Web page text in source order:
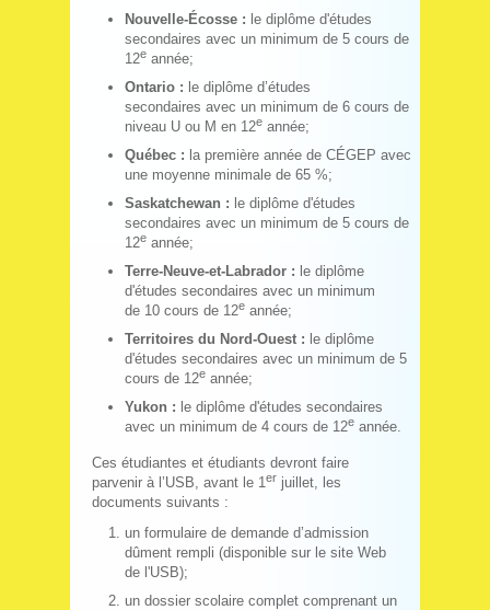
Nouvelle-Écosse : le diplôme d'études
secondaires avec un minimum de 5 cours de
12e année;
Ontario : le diplôme d’études
secondaires avec un minimum de 6 cours de
niveau U ou M en 12e année;
Québec : la première année de CÉGEP avec
une moyenne minimale de 65 %;
Saskatchewan : le diplôme d'études
secondaires avec un minimum de 5 cours de
12e année;
Terre-Neuve-et-Labrador : le diplôme
d'études secondaires avec un minimum
de 10 cours de 12e année;
Territoires du Nord-Ouest : le diplôme
d'études secondaires avec un minimum de 5
cours de 12e année;
Yukon : le diplôme d'études secondaires
avec un minimum de 4 cours de 12e année.
Ces étudiantes et étudiants devront faire
parvenir à l’USB, avant le 1 er juillet, les
documents suivants :
un formulaire de demande d’admission
dûment rempli (disponible sur le site Web
de l'USB);
un dossier scolaire complet comprenant un